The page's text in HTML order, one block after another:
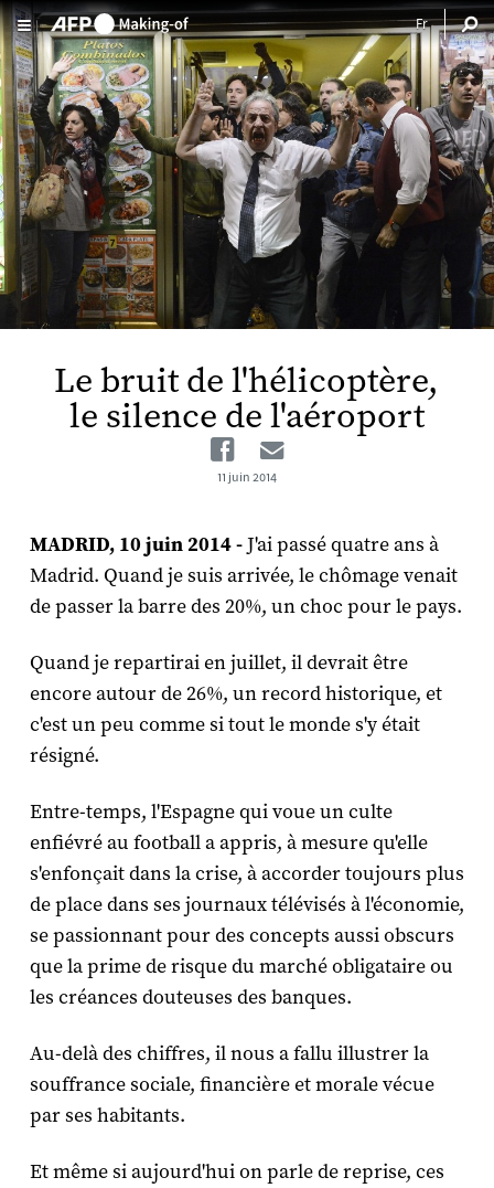
Aller au contenu principal
Le bruit de l'hélicoptère,
le silence de l'aéroport
Facebook
Email
11 juin 2014
MADRID, 10 juin 2014 -J'ai passé quatre ans à
Madrid. Quand je suis arrivée, le chômage venait
de passer la barre des 20%, un choc pour le pays.
Quand je repartirai en juillet, il devrait être
encore autour de 26%, un record historique, et
c'est un peu comme si tout le monde s'y était
résigné.
Entre-temps, l'Espagne qui voue un culte
enfiévré au football a appris, à mesure qu'elle
s'enfonçait dans la crise, à accorder toujours plus
de place dans ses journaux télévisés à l'économie,
se passionnant pour des concepts aussi obscurs
que la prime de risque du marché obligataire ou
les créances douteuses des banques.
Au-delà des chiffres, il nous a fallu illustrer la
souffrance sociale, financière et morale vécue
par ses habitants.
Et même si aujourd'hui on parle de reprise, ces